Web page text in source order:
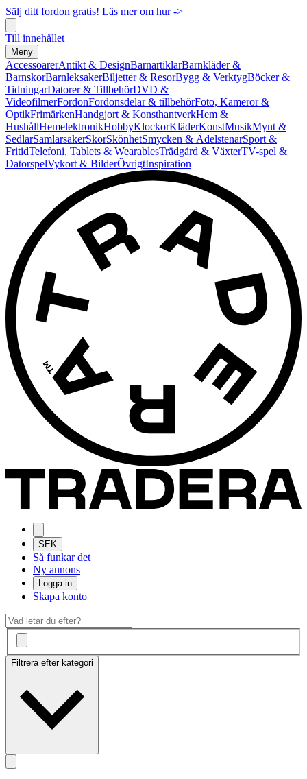
Sälj ditt fordon gratis! Läs mer om hur ->
Till innehållet
Meny
AccessoarerAntikt & DesignBarnartiklarBarnkläder &
BarnskorBarnleksakerBiljetter & ResorBygg & VerktygBöcker &
TidningarDatorer & TillbehörDVD &
VideofilmerFordonFordonsdelar & tillbehörFoto, Kameror &
OptikFrimärkenHandgjort & KonsthantverkHem &
HushållHemelektronikHobbyKlockorKläderKonstMusikMynt &
SedlarSamlarsakerSkorSkönhetSmycken & ÄdelstenarSport &
FritidTelefoni, Tablets & WearablesTrädgård & VäxterTV-spel &
DatorspelVykort & BilderÖvrigtInspiration
SEK
Så funkar det
Ny annons
Logga in
Skapa konto
Filtrera efter kategori